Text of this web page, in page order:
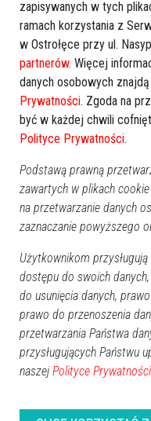
zapisywanych w tych
ramach korzystania z
w Ostrołęce przy ul.
partnerów. Więcej
danych osobowych
Prywatności. Zgoda na
być w każdej chwili
Polityce Prywatności.
Podstawą prawną
zawartych w plikach
na przetwarzanie danych
zaznaczanie powyższego
Użytkownikom
dostępu do swoich
do usunięcia danych,
prawo do przenoszenia
przetwarzania Państwa
przysługujących Państwu
naszej Polityce